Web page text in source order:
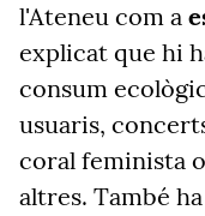
l'Ateneu com a
explicat que hi
consum
usuaris,
coral feminista
altres. També